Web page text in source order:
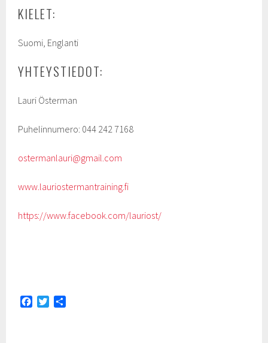
KIELET:
Suomi, Englanti
YHTEYSTIEDOT:
Lauri Österman
Puhelinnumero: 044 242 7168
ostermanlauri@gmail.com
www.lauriostermantraining.fi
https://www.facebook.com/lauriost/